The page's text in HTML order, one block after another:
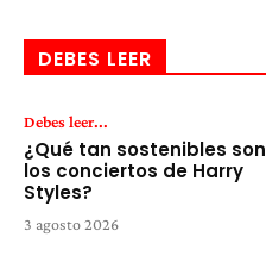
DEBES LEER
Debes leer...
¿Qué tan sostenibles son
los conciertos de Harry
Styles?
3 agosto 2026